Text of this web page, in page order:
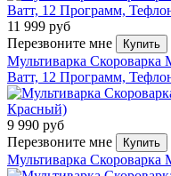
11 999 руб
Перезвоните мне
Купить
Мультиварка Скороварка
Ватт, 12 Программ,
9 990 руб
Перезвоните мне
Купить
Мультиварка